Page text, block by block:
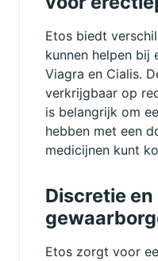
Etos biedt
kunnen helpen bij
Viagra en Cialis.
verkrijgbaar op
is belangrijk om
hebben met een
medicijnen kunt
Discretie
Etos zorgt voor